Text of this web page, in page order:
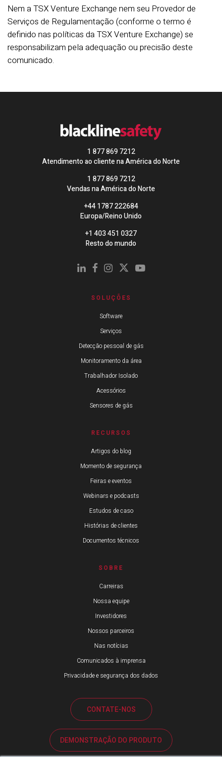
Nem a TSX Venture Exchange nem seu Provedor de
Serviços de Regulamentação (conforme o termo é
definido nas políticas da TSX Venture Exchange) se
responsabilizam pela adequação ou precisão deste
comunicado.
1 877 869 7212
Atendimento ao cliente na América do Norte
1 877 869 7212
Vendas na América do Norte
+44 1787 222684
Europa/Reino Unido
+1 403 451 0327
Resto do mundo
SOLUÇÕES
Software
Serviços
Detecção pessoal de gás
Monitoramento da área
Trabalhador Isolado
Acessórios
Sensores de gás
RECURSOS
Artigos do blog
Momento de segurança
Feiras e eventos
Webinars e podcasts
Estudos de caso
Histórias de clientes
Documentos técnicos
SOBRE
Carreiras
Nossa equipe
Investidores
Nossos parceiros
Nas notícias
Comunicados à imprensa
Privacidade e segurança dos dados
CONTATE-NOS
DEMONSTRAÇÃO DO PRODUTO